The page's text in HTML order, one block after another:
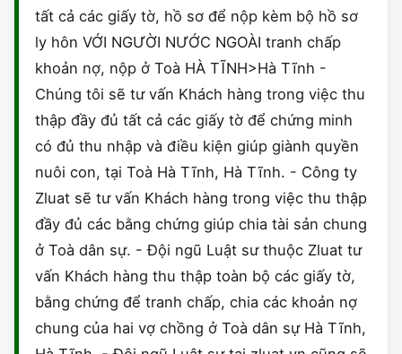
tất cả các giấy tờ, hồ sơ để nộp kèm bộ hồ sơ
ly hôn VỚI NGƯỜI NƯỚC NGOÀI tranh chấp
khoản nợ, nộp ở Toà HÀ TĨNH>Hà Tĩnh -
Chúng tôi sẽ tư vấn Khách hàng trong việc thu
thập đầy đủ tất cả các giấy tờ để chứng minh
có đủ thu nhập và điều kiện giúp giành quyền
nuôi con, tại Toà Hà Tĩnh, Hà Tĩnh. - Công ty
Zluat sẽ tư vấn Khách hàng trong việc thu thập
đầy đủ các bằng chứng giúp chia tài sản chung
ở Toà dân sự. - Đội ngũ Luật sư thuộc Zluat tư
vấn Khách hàng thu thập toàn bộ các giấy tờ,
bằng chứng để tranh chấp, chia các khoản nợ
chung của hai vợ chồng ở Toà dân sự Hà Tĩnh,